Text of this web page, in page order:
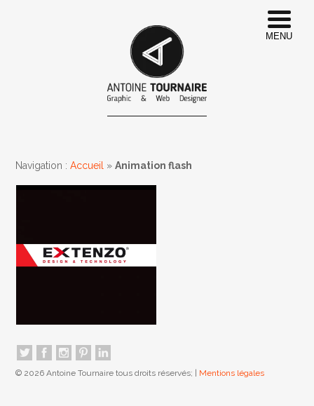
Navigation :Accueil »Animation flash
© 2026 Antoine Tournaire tous droits réservés; | Mentions légales
MENU